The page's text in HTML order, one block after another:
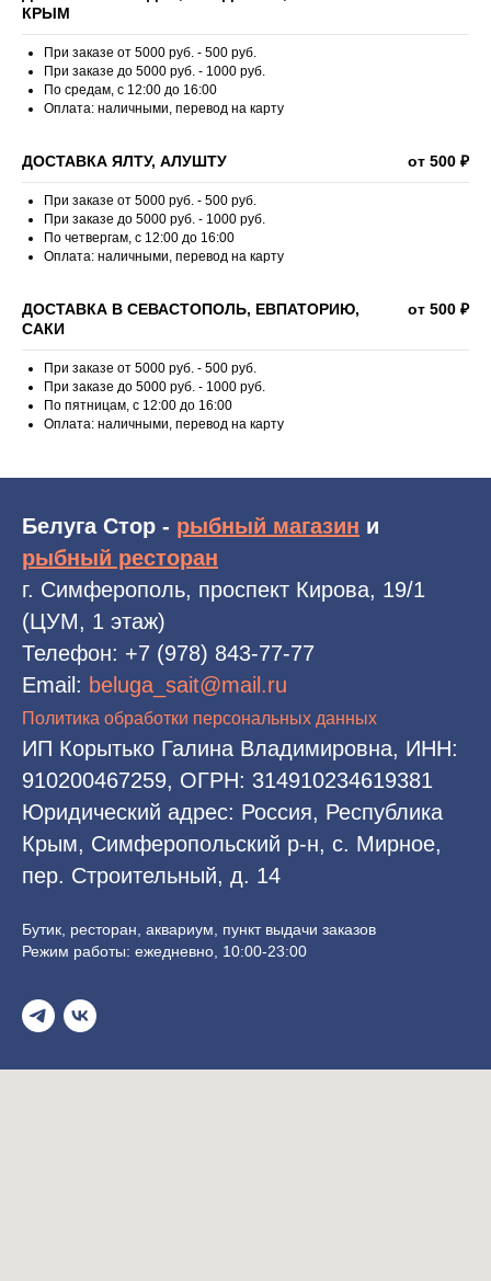
КРЫМ
При заказе от 5000 руб. - 500 руб.
При заказе до 5000 руб. - 1000 руб.
По средам, с 12:00 до 16:00
Оплата: наличными, перевод на карту
ДОСТАВКА ЯЛТУ, АЛУШТУ от 500 ₽
При заказе от 5000 руб. - 500 руб.
При заказе до 5000 руб. - 1000 руб.
По четвергам, с 12:00 до 16:00
Оплата: наличными, перевод на карту
ДОСТАВКА В СЕВАСТОПОЛЬ, ЕВПАТОРИЮ,
САКИ
от 500 ₽
При заказе от 5000 руб. - 500 руб.
При заказе до 5000 руб. - 1000 руб.
По пятницам, с 12:00 до 16:00
Оплата: наличными, перевод на карту
Белуга Стор - рыбный магазин и
рыбный ресторан
г. Симферополь, проспект Кирова, 19/1
(ЦУМ, 1 этаж)
Телефон: +7 (978) 843-77-77
Email: beluga_sait@mail.ru
Политика обработки персональных данных
ИП Корытько Галина Владимировна, ИНН:
910200467259, ОГРН: 314910234619381
Юридический адрес: Россия, Республика
Крым, Симферопольский р-н, с. Мирное,
пер. Строительный, д. 14
Бутик, ресторан, аквариум, пункт выдачи заказов
Режим работы: ежедневно, 10:00-23:00